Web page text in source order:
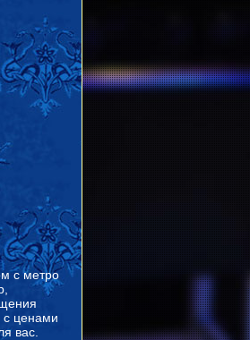
с метро
с ценами
вас.